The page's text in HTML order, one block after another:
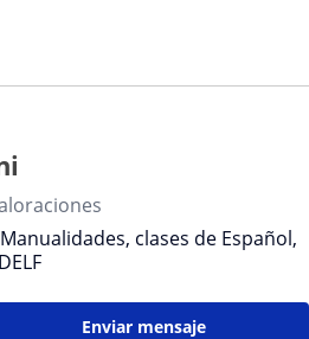
clases de Español,
Enviar mensaje